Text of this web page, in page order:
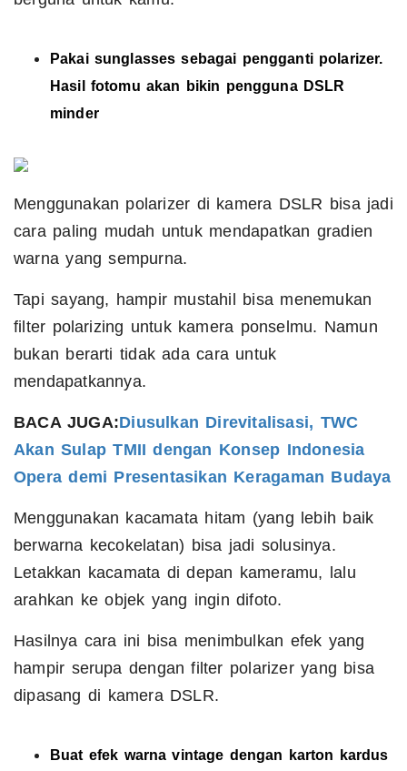
Pakai sunglassessebagai pengganti polarizer.
Hasil fotomu akan bikin pengguna DSLR
minder
Menggunakan polarizer di kamera DSLR bisa jadi
cara paling mudah untuk mendapatkan gradien
warna yang sempurna.
Tapi sayang, hampir mustahil bisa menemukan
filter polarizing untuk kamera ponselmu. Namun
bukan berarti tidak ada cara untuk
mendapatkannya.
BACA JUGA:Diusulkan Direvitalisasi, TWC
Akan Sulap TMII dengan Konsep Indonesia
Opera demi Presentasikan Keragaman Budaya
Menggunakan kacamata hitam (yang lebih baik
berwarna kecokelatan) bisa jadi solusinya.
Letakkan kacamata di depan kameramu, lalu
arahkan ke objek yang ingin difoto.
Hasilnya cara ini bisa menimbulkan efek yang
hampir serupa dengan filter polarizer yang bisa
dipasang di kamera DSLR.
Buat efek warnavintage dengan karton kardus